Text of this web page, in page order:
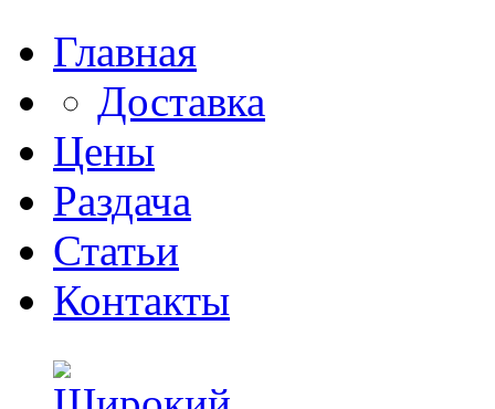
Главная
Доставка
Цены
Раздача
Статьи
Контакты